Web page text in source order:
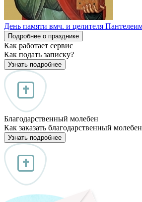
День памяти вмч. и целителя
Подробнее о празднике
Как работает сервис
Как подать записку?
Узнать подробнее
Благодарственный молебен
Как заказать благодарственный
Узнать подробнее